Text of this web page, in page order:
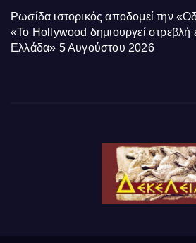
Ρωσίδα ιστορικός αποδομεί την
«Το Hollywood δημιουργεί στρεβλή
Ελλάδα» 5 Αυγούστου 2026